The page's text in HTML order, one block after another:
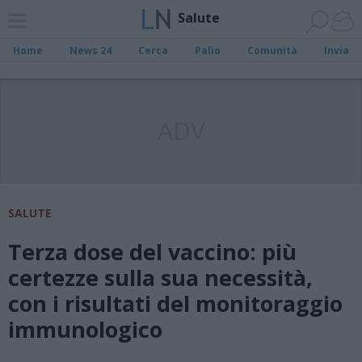
Salute
Home News 24 Cerca Palio Comunità Invia
SALUTE
Terza dose del vaccino: più
certezze sulla sua necessità,
con i risultati del monitoraggio
immunologico